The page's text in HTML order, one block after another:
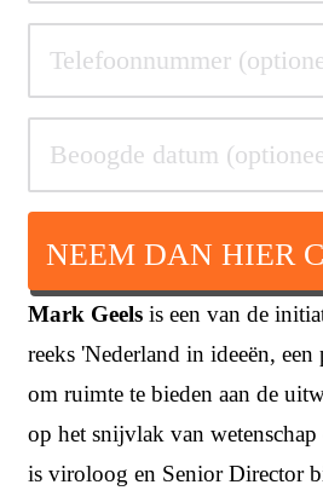
Mark Geels is een van de
reeks 'Nederland in ideeën, een
om ruimte te bieden aan de
op het snijvlak van wetenschap
is viroloog en Senior Director